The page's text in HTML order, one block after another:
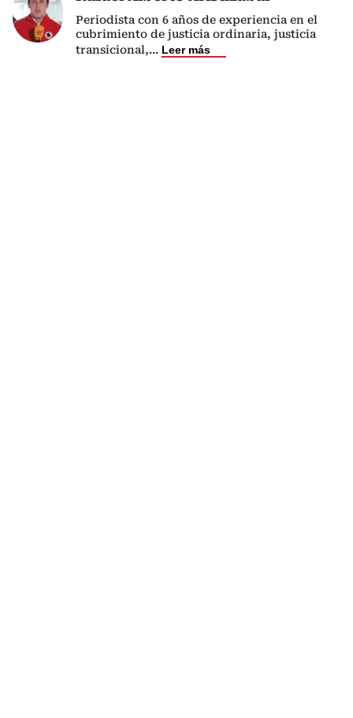
Periodista con 6 años de experiencia en el
cubrimiento de justicia ordinaria, justicia
transicional,... Leer más